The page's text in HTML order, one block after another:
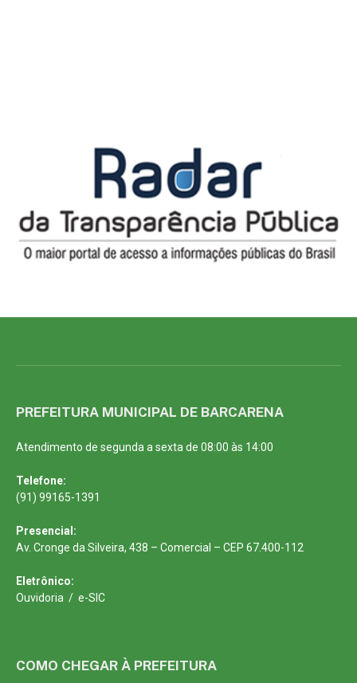
PREFEITURA MUNICIPAL DE BARCARENA
Atendimento de segunda a sexta de 08:00 às 14:00
Telefone:
(91) 99165-1391
Presencial:
Av. Cronge da Silveira, 438 – Comercial – CEP 67.400-112
Eletrônico:
Ouvidoria / e-SIC
COMO CHEGAR À PREFEITURA